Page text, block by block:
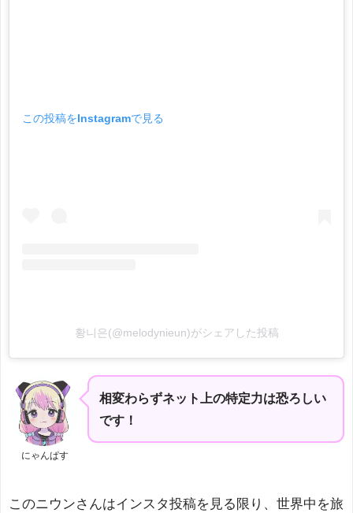
この投稿をInstagramで見る
황니은(@melodynieun)がシェアした投稿
にゃんぱす
相変わらずネット上の特定力は恐ろしい
です！
このニウンさんはインスタ投稿を見る限り、世界中を旅